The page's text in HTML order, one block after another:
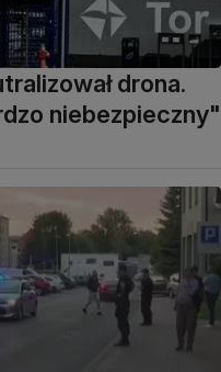
drona.
niebezpieczny"